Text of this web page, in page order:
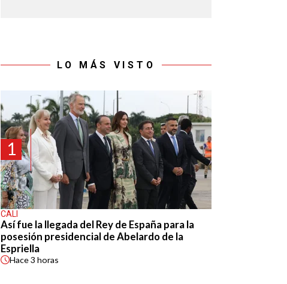
LO MÁS VISTO
1
CALI
Así fue la llegada del Rey de España para la
posesión presidencial de Abelardo de la
Espriella
Hace3 horas